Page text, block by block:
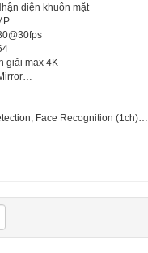
diện khuôn mặt
giải max 4K
Face Recognition (1ch)…